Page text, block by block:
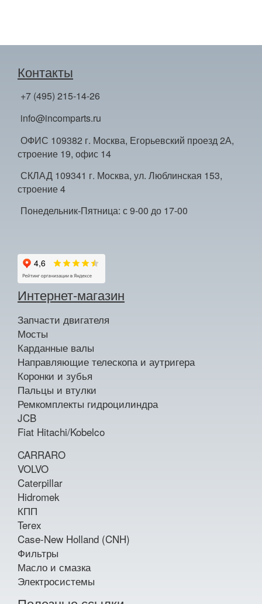
Контакты
+7 (495) 215-14-26
info@incomparts.ru
ОФИС 109382 г. Москва, Егорьевский проезд 2А,
строение 19, офис 14
СКЛАД 109341 г. Москва, ул. Люблинская 153,
строение 4
Понедельник-Пятница: с 9-00 до 17-00
Интернет-магазин
Запчасти двигателя
Мосты
Карданные валы
Направляющие телескопа и аутригера
Коронки и зубья
Пальцы и втулки
Ремкомплекты гидроцилиндра
JCB
Fiat Hitachi/Kobelco
CARRARO
VOLVO
Caterpillar
Hidromek
КПП
Terex
Case-New Holland (CNH)
Фильтры
Масло и смазка
Электросистемы